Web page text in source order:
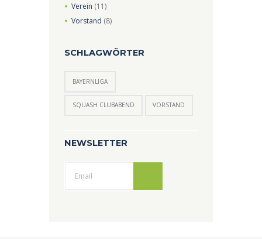
Verein (11)
Vorstand (8)
SCHLAGWÖRTER
BAYERNLIGA
SQUASH CLUBABEND VORSTAND
NEWSLETTER